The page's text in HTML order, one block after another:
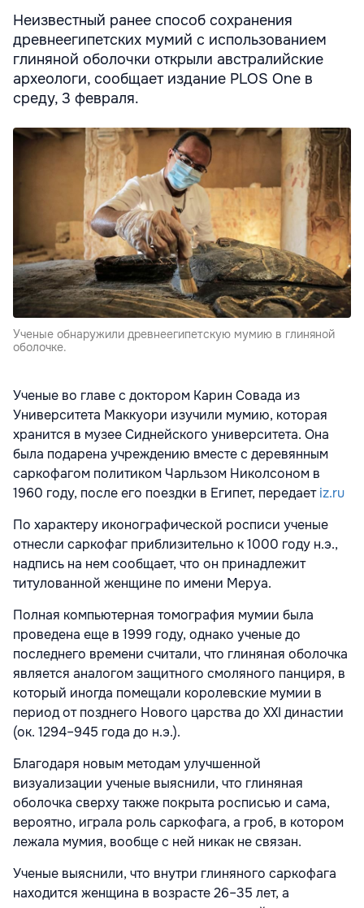
Неизвестный ранее способ сохранения
древнеегипетских мумий с использованием
глиняной оболочки открыли австралийские
археологи, сообщает издание PLOS One в
среду, 3 февраля.
Ученые обнаружили древнеегипетскую мумию в глиняной
оболочке.
Ученые во главе с доктором Карин Совада из
Университета Маккуори изучили мумию, которая
хранится в музее Сиднейского университета. Она
была подарена учреждению вместе с деревянным
саркофагом политиком Чарльзом Николсоном в
1960 году, после его поездки в Египет, передаетiz.ru
По характеру иконографической росписи ученые
отнесли саркофаг приблизительно к 1000 году н.э.,
надпись на нем сообщает, что он принадлежит
титулованной женщине по имени Меруа.
Полная компьютерная томография мумии была
проведена еще в 1999 году, однако ученые до
последнего времени считали, что глиняная оболочка
является аналогом защитного смоляного панциря, в
который иногда помещали королевские мумии в
период от позднего Нового царства до XXI династии
(ок. 1294–945 года до н.э.).
Благодаря новым методам улучшенной
визуализации ученые выяснили, что глиняная
оболочка сверху также покрыта росписью и сама,
вероятно, играла роль саркофага, а гроб, в котором
лежала мумия, вообще с ней никак не связан.
Ученые выяснили, что внутри глиняного саркофага
находится женщина в возрасте 26–35 лет, а